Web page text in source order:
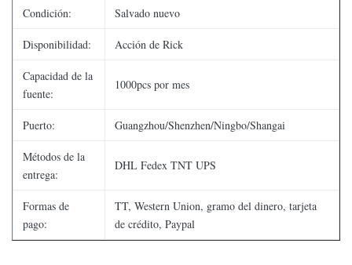
Condición: Salvado nuevo
Disponibilidad: Acción de Rick
Capacidad de la
fuente:
1000pcs por mes
Puerto: Guangzhou/Shenzhen/Ningbo/Shangai
Métodos de la
entrega:
DHL Fedex TNT UPS
Formas de
pago:
TT, Western Union, gramo del dinero, tarjeta
de crédito, Paypal